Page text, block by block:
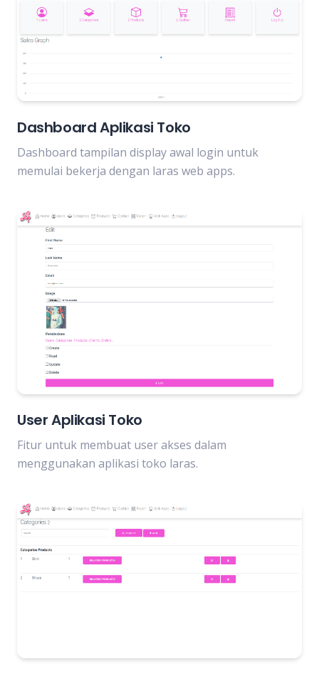
Dashboard Aplikasi Toko
Dashboard tampilan display awal login untuk
memulai bekerja dengan laras web apps.
User Aplikasi Toko
Fitur untuk membuat user akses dalam
menggunakan aplikasi toko laras.